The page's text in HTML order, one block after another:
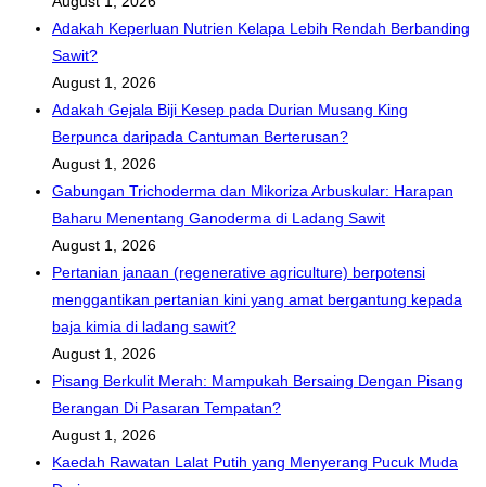
Adakah Keperluan Nutrien Kelapa Lebih Rendah Berbanding
Sawit?
August 1, 2026
Adakah Gejala Biji Kesep pada Durian Musang King
Berpunca daripada Cantuman Berterusan?
August 1, 2026
Gabungan Trichoderma dan Mikoriza Arbuskular: Harapan
Baharu Menentang Ganoderma di Ladang Sawit
August 1, 2026
Pertanian janaan (regenerative agriculture) berpotensi
menggantikan pertanian kini yang amat bergantung kepada
baja kimia di ladang sawit?
August 1, 2026
Pisang Berkulit Merah: Mampukah Bersaing Dengan Pisang
Berangan Di Pasaran Tempatan?
August 1, 2026
Kaedah Rawatan Lalat Putih yang Menyerang Pucuk Muda